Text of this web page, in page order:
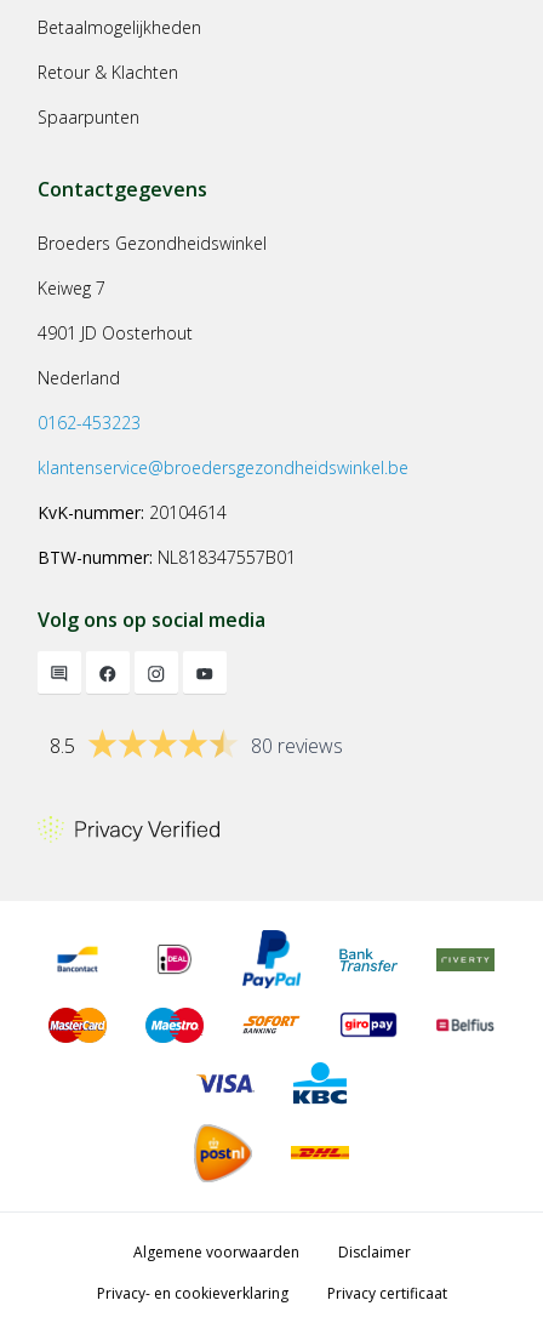
Betaalmogelijkheden
Retour & Klachten
Spaarpunten
Contactgegevens
Broeders Gezondheidswinkel
Keiweg 7
4901 JD Oosterhout
Nederland
0162-453223
klantenservice@broedersgezondheidswinkel.be
KvK-nummer: 20104614
BTW-nummer: NL818347557B01
Volg ons op social media
8.5 80 reviews
Algemene voorwaarden
Disclaimer
Privacy- en cookieverklaring
Privacy certificaat